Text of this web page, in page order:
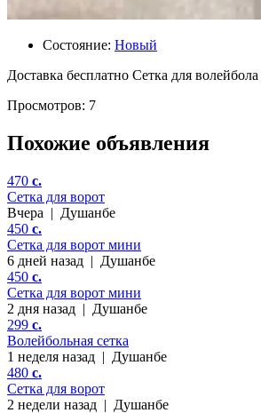
Состояние: Новый
Доставка бесплатно Сетка для
Просмотров: 7
Похожие объявления
470 c.
Сетка для ворот
Вчера | Душанбе
450 c.
Сетка для ворот мини
6 дней назад | Душанбе
450 c.
Сетка для ворот мини
2 дня назад | Душанбе
299 c.
Волейбольная сетка
1 неделя назад | Душанбе
480 c.
Сетка для ворот
2 недели назад | Душанбе